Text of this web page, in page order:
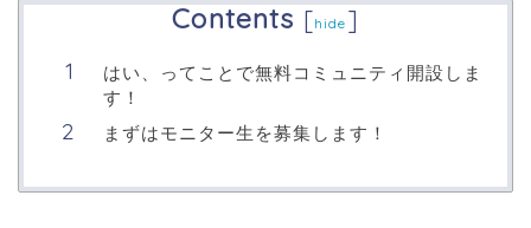
Contents [hide ]
はい、ってことで無料コミュニティ開設しま
す！
まずはモニター生を募集します！